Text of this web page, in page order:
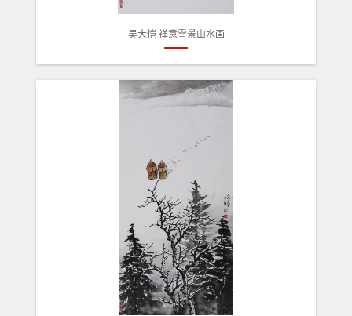
吴大恺 禅意雪景山水画